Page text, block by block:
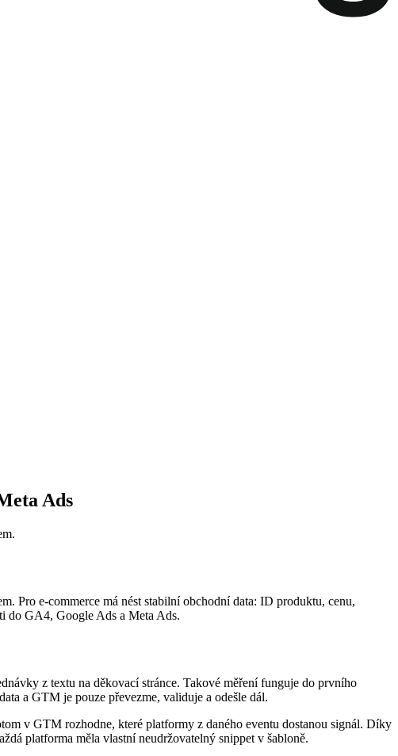
Ads
Pro e-commerce má nést stabilní obchodní data: ID produktu, cenu,
do GA4, Google Ads a Meta Ads.
z textu na děkovací stránce. Takové měření funguje do prvního
a GTM je pouze převezme, validuje a odešle dál.
v GTM rozhodne, které platformy z daného eventu dostanou signál. Díky
platforma měla vlastní neudržovatelný snippet v šabloně.